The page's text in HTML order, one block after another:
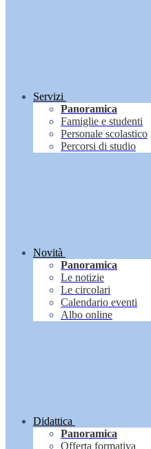
Servizi
Panoramica
Famiglie e studenti
Personale scolastico
Percorsi di studio
Novità
Panoramica
Le notizie
Le circolari
Calendario eventi
Albo online
Didattica
Panoramica
Offerta formativa